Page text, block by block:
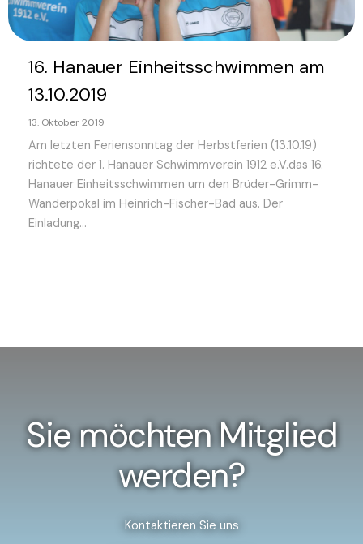
16. Hanauer Einheitsschwimmen am
13.10.2019
13. Oktober 2019
Am letzten Feriensonntag der Herbstferien (13.10.19)
richtete der 1. Hanauer Schwimmverein 1912 e.V.das 16.
Hanauer Einheitsschwimmen um den Brüder-Grimm-
Wanderpokal im Heinrich-Fischer-Bad aus. Der
Einladung...
Sie möchten Mitglied
werden?
Kontaktieren Sie uns